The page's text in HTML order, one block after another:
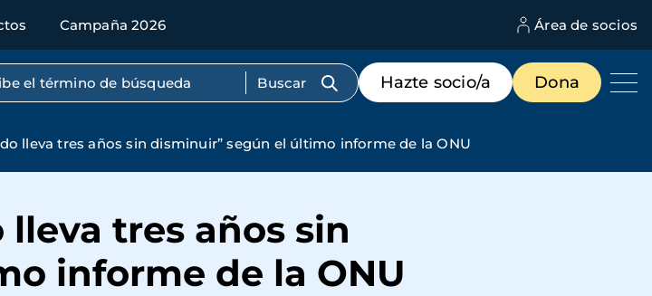
Campaña 2026 Área de socios
por texto completo
Menú
de
destacados
Hazte socio/a Dona
lleva tres años sin disminuir” según el último informe de la ONU
tres años sin
informe de la ONU